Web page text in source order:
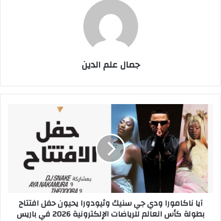
جمال علم الدين
ناكامورا
ودي
جي
سنيك
وثيودورا
يحيون
حفل
افتتاح
بطولة
كأس
آيا ناكامورا ودي جي سنيك وثيودورا يحيون حفل افتتاح
بطولة كأس العالم للرياضات الإلكترونية 2026 في باريس